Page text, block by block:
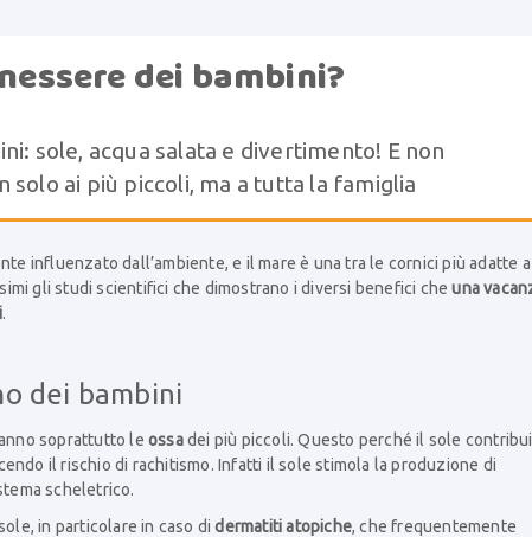
dei bambini?
sole, acqua salata e divertimento! E non
ai più piccoli, ma a tutta la famiglia
influenzato dall’ambiente, e il mare è una tra le cornici più adatte a
gli studi scientifici che dimostrano i diversi benefici cheuna
.
dei bambini
soprattutto leossadei più piccoli. Questo perché il sole
il rischio di rachitismo. Infatti il sole stimola la produzione di
scheletrico.
in particolare in caso didermatiti atopiche, che frequentemente